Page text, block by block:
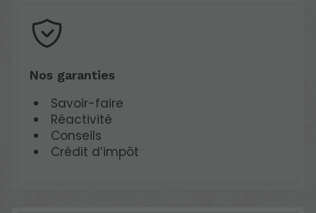
Nos garanties
Savoir-faire
Réactivité
Conseils
Crédit d’impôt